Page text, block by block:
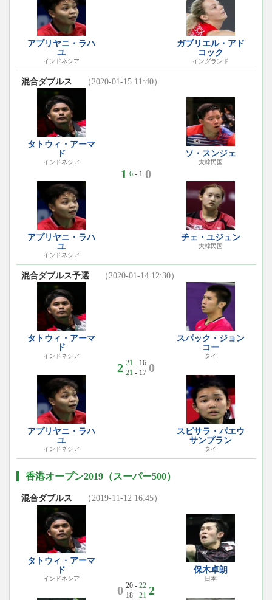
アプリヤニ・ラハ
ユ
インドネシア
ガブリエル・アド
コック
イングランド
混合ダブルス （2020-01-15 11:40）
タトウィ・アーマ
ド
インドネシア
アプリヤニ・ラハ
ユ
インドネシア
1 6- 1 0
ソ・スンジェ
大韓民国
チェ・ユジュン
大韓民国
混合ダブルス予選 （2020-01-14 12:30）
タトウィ・アーマ
ド
インドネシア
アプリヤニ・ラハ
ユ
インドネシア
2 21 - 16
21 - 17 0
スパック・ジョン
コー
タイ
スピサラ・パエウ
サンプラン
タイ
香港オープン2019（スーパー500）
混合ダブルス （2019-11-12 16:45）
タトウィ・アーマ
ド
インドネシア
0 20 - 22
18 - 21 2
保木卓朗
日本